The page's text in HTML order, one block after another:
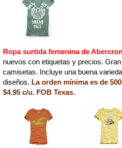
Ropa surtida femenina de
nuevos con etiquetas y precios.
camisetas. Incluye una buena
diseños. La orden mínima es de
$4.95 c/u. FOB Texas.